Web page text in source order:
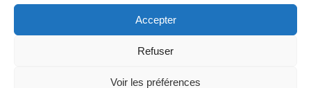
Accepter
Refuser
Voir les préférences
SUIVEZ NOUS SUR :